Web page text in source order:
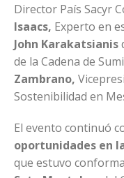
Director País Sacyr
Isaacs, Experto en
John Karakatsianis
de la Cadena de
Zambrano,
Sostenibilidad en
El evento continuó
oportunidades en
que estuvo